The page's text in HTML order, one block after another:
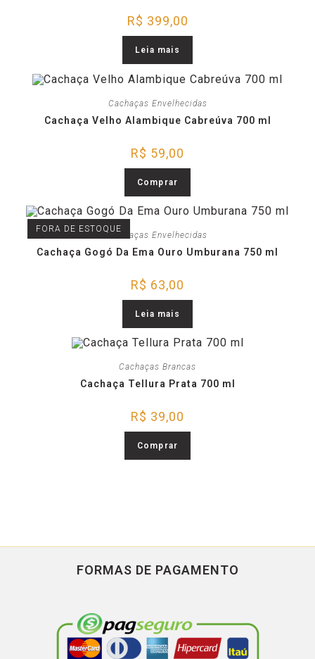
R$ 399,00
Leia mais
Cachaças Envelhecidas
Cachaça Velho Alambique Cabreúva 700 ml
R$ 59,00
Comprar
FORA DE ESTOQUE
Cachaças Envelhecidas
Cachaça Gogó Da Ema Ouro Umburana 750 ml
R$ 63,00
Leia mais
Cachaças Brancas
Cachaça Tellura Prata 700 ml
R$ 39,00
Comprar
FORMAS DE PAGAMENTO